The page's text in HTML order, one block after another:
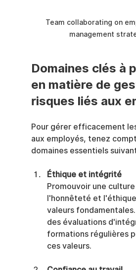
Team collaborating on
management
Domaines clés à
en matière de
risques liés aux
Pour gérer efficacement
aux employés, tenez
domaines essentiels
Éthique et intégrité
Promouvoir une culture
l'honnêteté et
valeurs
des évaluations
formations régulières
ces valeurs.